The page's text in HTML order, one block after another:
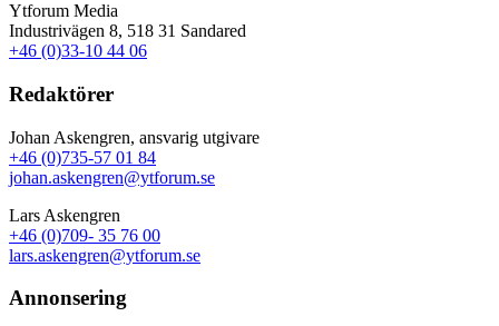
Ytforum Media
Industrivägen 8, 518 31 Sandared
+46 (0)33-10 44 06
Redaktörer
Johan Askengren, ansvarig utgivare
+46 (0)735-57 01 84
johan.askengren@ytforum.se
Lars Askengren
+46 (0)709- 35 76 00
lars.askengren@ytforum.se
Annonsering